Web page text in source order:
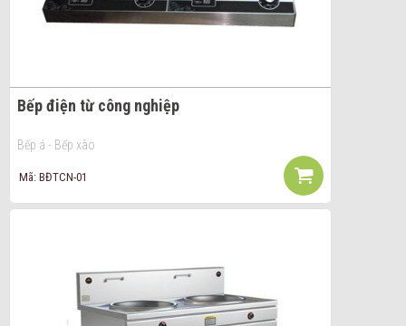
Bếp điện từ công nghiệp
Bếp á - Bếp xào
Mã: BĐTCN-01